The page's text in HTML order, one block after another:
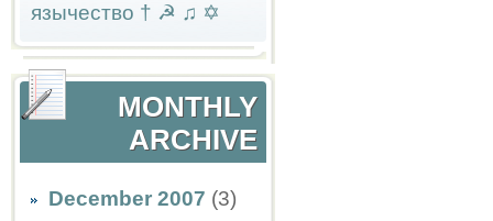
язычество † ☭ ♫ ✡
MONTHLY
ARCHIVE
December 2007 (3)